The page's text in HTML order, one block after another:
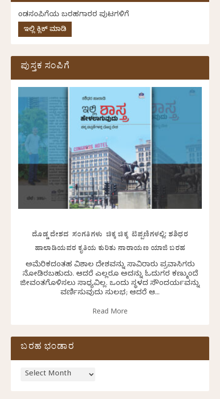
ಕೆಂಡಸಂಪಿಗೆಯ ಬರಹಗಾರರ ಪುಟಗಳಿಗೆ
ಇಲ್ಲಿ ಕ್ಲಿಕ್ ಮಾಡಿ
ಪುಸ್ತಕ ಸಂಪಿಗೆ
ದೊಡ್ಡ ದೇಶದ ಸಂಗತಿಗಳು ಚಿಕ್ಕ ಚಿಕ್ಕ ಟಿಪ್ಪಣಿಗಳಲ್ಲಿ: ಶಶಿಧರ
ಹಾಲಾಡಿಯವರ ಕೃತಿಯ ಕುರಿತು ನಾರಾಯಣ ಯಾಜಿ ಬರಹ
ಅಮೆರಿಕದಂತಹ ವಿಶಾಲ ದೇಶವನ್ನು ಸಾವಿರಾರು ಪ್ರವಾಸಿಗರು
ನೋಡಿರಬಹುದು. ಆದರೆ ಎಲ್ಲರೂ ಅದನ್ನು ಓದುಗರ ಕಣ್ಮುಂದೆ
ಜೀವಂತಗೊಳಿಸಲು ಸಾಧ್ಯವಿಲ್ಲ. ಒಂದು ಸ್ಥಳದ ಸೌಂದರ್ಯವನ್ನು
ವರ್ಣಿಸುವುದು ಸುಲಭ; ಆದರೆ ಆ...
Read More
ಬರಹ ಭಂಡಾರ